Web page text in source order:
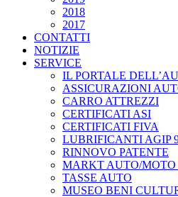
2018
2017
CONTATTI
NOTIZIE
SERVICE
IL PORTALE
ASSICURAZIONI
CARRO ATTREZZI
CERTIFICATI ASI
CERTIFICATI FIVA
LUBRIFICANTI AGIP
RINNOVO PATENTE
MARKT AUTO/MOTO
TASSE AUTO
MUSEO BENI